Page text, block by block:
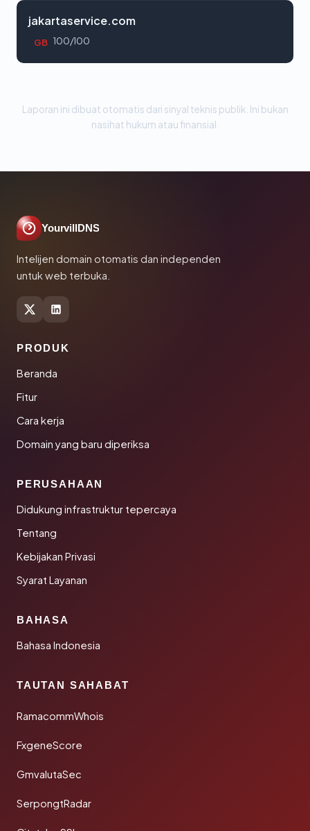
jakartaservice.com
GB 100/100
Laporan ini dibuat otomatis dari sinyal teknis publik. Ini bukan
nasihat hukum atau finansial.
YourvillDNS
Intelijen domain otomatis dan independen
untuk web terbuka.
PRODUK
Beranda
Fitur
Cara kerja
Domain yang baru diperiksa
PERUSAHAAN
Didukung infrastruktur tepercaya
Tentang
Kebijakan Privasi
Syarat Layanan
BAHASA
Bahasa Indonesia
TAUTAN SAHABAT
RamacommWhois
FxgeneScore
GmvalutaSec
SerpongtRadar